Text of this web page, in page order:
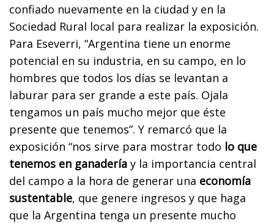
confiado nuevamente en la ciudad y en la
Sociedad Rural local para realizar la exposición.
Para Eseverri, “Argentina tiene un enorme
potencial en su industria, en su campo, en lo
hombres que todos los días se levantan a
laburar para ser grande a este país. Ojala
tengamos un país mucho mejor que éste
presente que tenemos”. Y remarcó que la
exposición “nos sirve para mostrar todo lo que
tenemos en ganadería y la importancia central
del campo a la hora de generar una economía
sustentable, que genere ingresos y que haga
que la Argentina tenga un presente mucho